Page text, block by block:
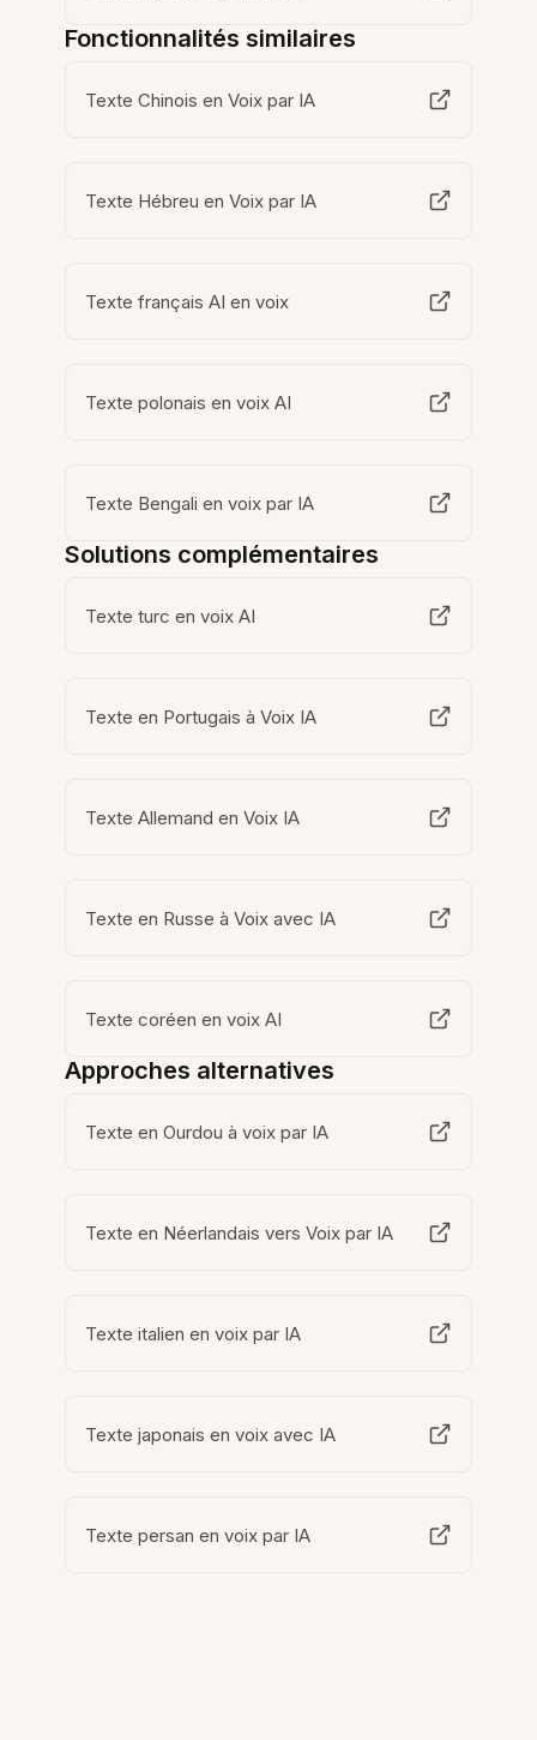
Fonctionnalités similaires
Texte Chinois en Voix par IA
Texte Hébreu en Voix par IA
Texte français AI en voix
Texte polonais en voix AI
Texte Bengali en voix par IA
Solutions complémentaires
Texte turc en voix AI
Texte en Portugais à Voix IA
Texte Allemand en Voix IA
Texte en Russe à Voix avec IA
Texte coréen en voix AI
Approches alternatives
Texte en Ourdou à voix par IA
Texte en Néerlandais vers Voix par IA
Texte italien en voix par IA
Texte japonais en voix avec IA
Texte persan en voix par IA